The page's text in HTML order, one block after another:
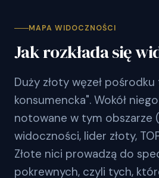
MAPA WIDOCZNOŚCI
Jak rozkłada się
Duży złoty węzeł pośrodku
konsumencka". Wokół
notowane w tym obszarze
widoczności, lider złoty,
Złote nici prowadzą do
pokrewnych, czyli tych,